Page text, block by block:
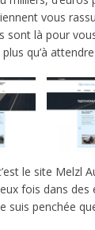
vous
sont là pour
qu’à
le site Melzl
fois dans des
suis penchée